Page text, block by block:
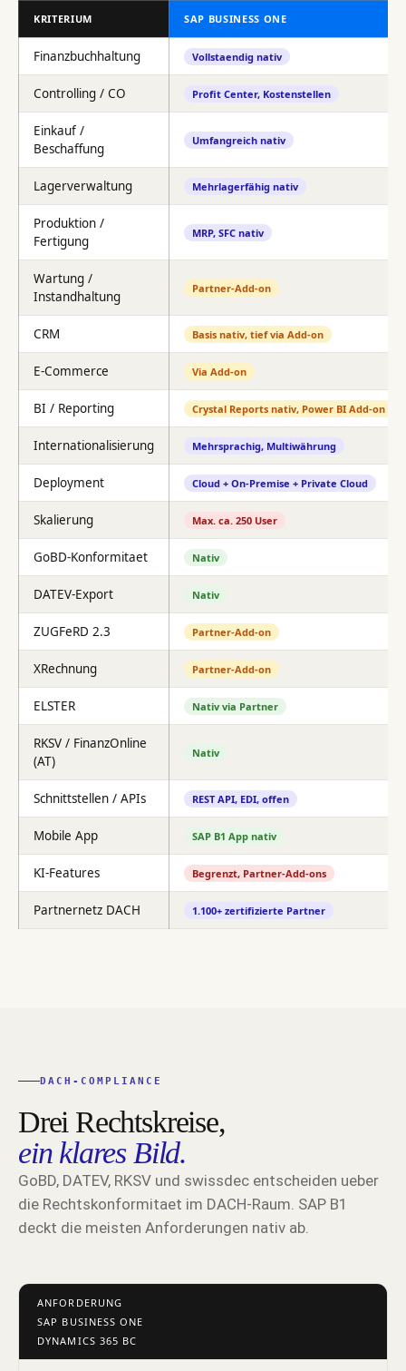
KRITERIUM SAP BUSINESS ONE
Finanzbuchhaltung Vollstaendig nativ
Controlling / CO Profit Center, Kostenstellen
Einkauf /
Beschaffung
Umfangreich nativ
Lagerverwaltung Mehrlagerfähig nativ
Produktion /
Fertigung
MRP, SFC nativ
Wartung /
Instandhaltung
Partner-Add-on
CRM Basis nativ, tief via Add-on
E-Commerce Via Add-on
BI / Reporting Crystal Reports nativ, Power BI Add-on
Internationalisierung Mehrsprachig, Multiwährung
Deployment Cloud + On-Premise + Private Cloud
Skalierung Max. ca. 250 User
GoBD-Konformitaet Nativ
DATEV-Export Nativ
ZUGFeRD 2.3 Partner-Add-on
XRechnung Partner-Add-on
ELSTER Nativ via Partner
RKSV / FinanzOnline
(AT)
Nativ
Schnittstellen / APIs REST API, EDI, offen
Mobile App SAP B1 App nativ
KI-Features Begrenzt, Partner-Add-ons
Partnernetz DACH 1.100+ zertifizierte Partner
DACH-COMPLIANCE
Drei Rechtskreise,
ein klares Bild.
GoBD, DATEV, RKSV und swissdec entscheiden ueber
die Rechtskonformitaet im DACH-Raum. SAP B1
deckt die meisten Anforderungen nativ ab.
ANFORDERUNG
SAP BUSINESS ONE
DYNAMICS 365 BC